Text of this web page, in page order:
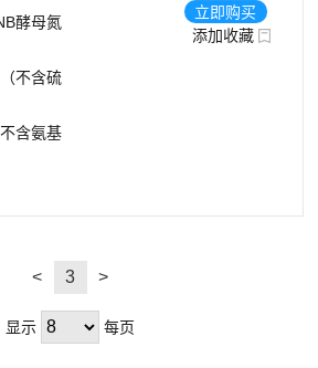
酵母氮
不含硫
含氨基
立即购买
添加收藏
< 3 >
显示 每页